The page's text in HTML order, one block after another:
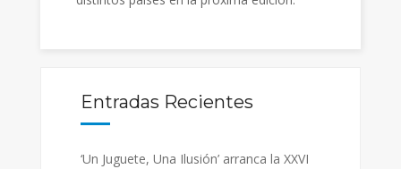
Entradas Recientes
‘Un Juguete, Una Ilusión’ arranca la XXVI